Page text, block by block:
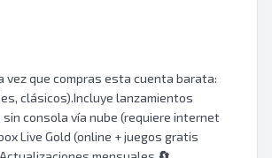
que compras esta cuenta barata:
clásicos).Incluye lanzamientos
sin consola vía nube (requiere internet
Live Gold (online + juegos gratis